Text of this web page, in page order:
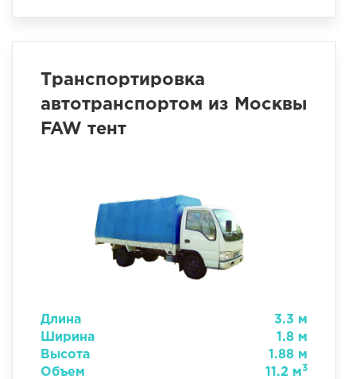
Транспортировка
автотранспортом из Москвы
FAW тент
Длина
3.3 м
Ширина
1.8 м
Высота
1.88 м
Объем
11.2 м3